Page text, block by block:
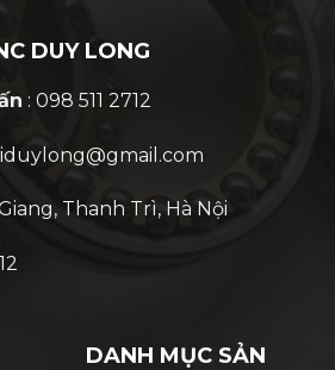
DUY LONG
: 098 511 2712
Thanh Trì, Hà Nội
DANH MỤC SẢN